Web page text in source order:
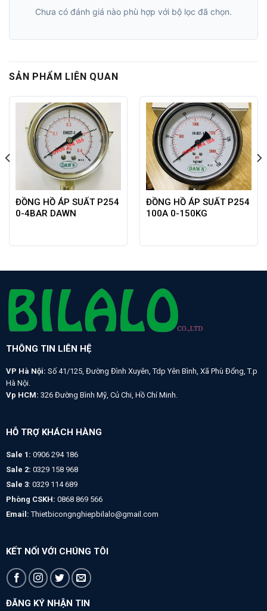
Chưa có đánh giá nào phù hợp với bộ lọc đã chọn.
SẢN PHẨM LIÊN QUAN
ĐỒNG HỒ ÁP SUẤT P254
0-4BAR DAWN
ĐỒNG HỒ ÁP SUẤT P254
100A 0-150KG
THÔNG TIN LIÊN HỆ
VP Hà Nội: Số 41/125, Đường Đình Xuyên, Tdp Yên Bình, Xã Phù Đổng, T.p
Hà Nội.
Vp HCM: 326 Đường Bình Mỹ, Củ Chi, Hồ Chí Minh.
HỖ TRỢ KHÁCH HÀNG
Sale 1: 0906 294 186
Sale 2: 0329 158 968
Sale 3: 0329 114 689
Phòng CSKH: 0868 869 566
Email: Thietbicongnghiepbilalo@gmail.com
KẾT NỐI VỚI CHÚNG TÔI
ĐĂNG KÝ NHẬN TIN